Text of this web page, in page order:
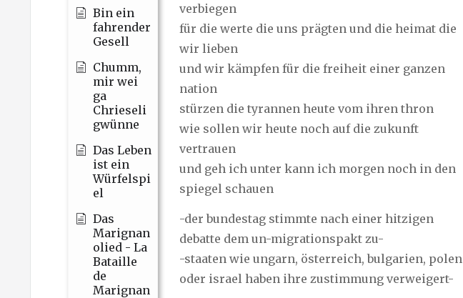
Bin ein
fahrender
Gesell
Chumm,
mir wei
ga
Chrieseli
gwünne
Das Leben
ist ein
Würfelspi
el
Das
Marignan
olied - La
Bataille
de
Marignan
verbiegen
für die werte die uns prägten und die heimat die
wir lieben
und wir kämpfen für die freiheit einer ganzen
nation
stürzen die tyrannen heute vom ihren thron
wie sollen wir heute noch auf die zukunft
vertrauen
und geh ich unter kann ich morgen noch in den
spiegel schauen
-der bundestag stimmte nach einer hitzigen
debatte dem un-migrationspakt zu-
-staaten wie ungarn, österreich, bulgarien, polen
oder israel haben ihre zustimmung verweigert-